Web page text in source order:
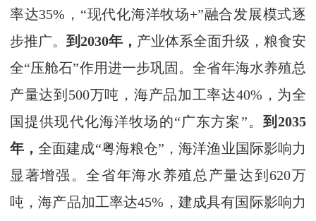
率达35%，“现代化海洋牧场+”融合发展模式逐
步推广。 到2030年， 产业体系全面升级，粮食安
全“压舱石”作用进一步巩固。全省年海水养殖总
产量达到500万吨，海产品加工率达40%，为全
国提供现代化海洋牧场的“广东方案”。 到2035
年，全面建成“粤海粮仓”，海洋渔业国际影响力
显著增强。全省年海水养殖总产量达到620万
吨，海产品加工率达45%，建成具有国际影响力